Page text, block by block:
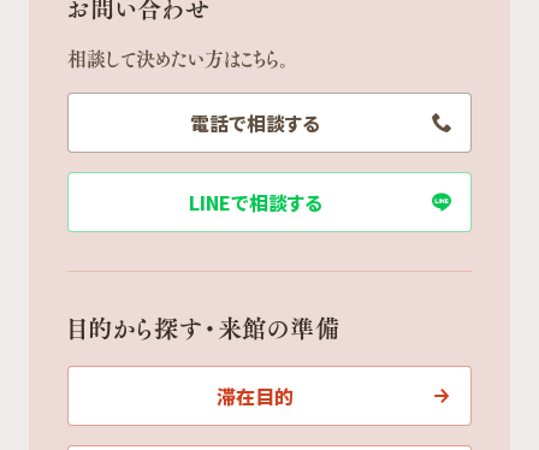
お問い合わせ
相談して決めたい方はこちら。
電話で相談する
LINEで相談する
目的から探す・来館の準備
滞在目的